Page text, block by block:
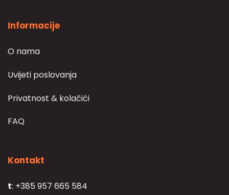
Informacije
O nama
Uvijeti poslovanja
Privatnost & kolačići
FAQ
Kontakt
t: +385 957 665 584